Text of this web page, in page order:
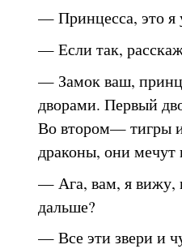
— Принцесса, это я
— Если так,
— Замок ваш,
дворами. Первый
Во втором— тигры
драконы, они мечут
— Ага, вам, я вижу,
дальше?
— Все эти звери и